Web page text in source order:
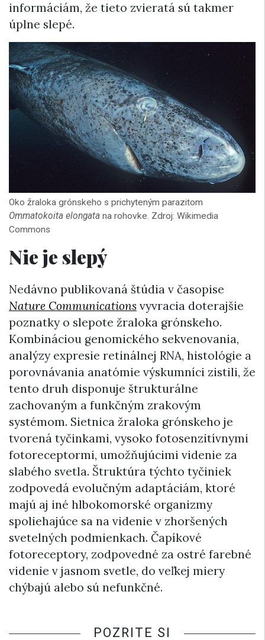
informáciám, že tieto zvieratá sú takmer
úplne slepé.
Oko žraloka grónskeho s prichyteným parazitom
Ommatokoita elongata na rohovke. Zdroj: Wikimedia
Commons
Nie je slepý
Nedávno publikovaná štúdia v časopise
Nature Communications vyvracia doterajšie
poznatky o slepote žraloka grónskeho.
Kombináciou genomického sekvenovania,
analýzy expresie retinálnej RNA, histológie a
porovnávania anatómie výskumníci zistili, že
tento druh disponuje štrukturálne
zachovaným a funkčným zrakovým
systémom. Sietnica žraloka grónskeho je
tvorená tyčinkami, vysoko fotosenzitívnymi
fotoreceptormi, umožňujúcimi videnie za
slabého svetla. Štruktúra týchto tyčiniek
zodpovedá evolučným adaptáciám, ktoré
majú aj iné hlbokomorské organizmy
spoliehajúce sa na videnie v zhoršených
svetelných podmienkach. Čapíkové
fotoreceptory, zodpovedné za ostré farebné
videnie v jasnom svetle, do veľkej miery
chýbajú alebo sú nefunkčné.
POZRITE SI